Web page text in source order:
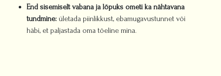
End sisemiselt vabana ja lõpuks ometi ka nähtavana
tundmine: ületada piinlikkust, ebamugavustunnet või
häbi, et paljastada oma tõeline mina.